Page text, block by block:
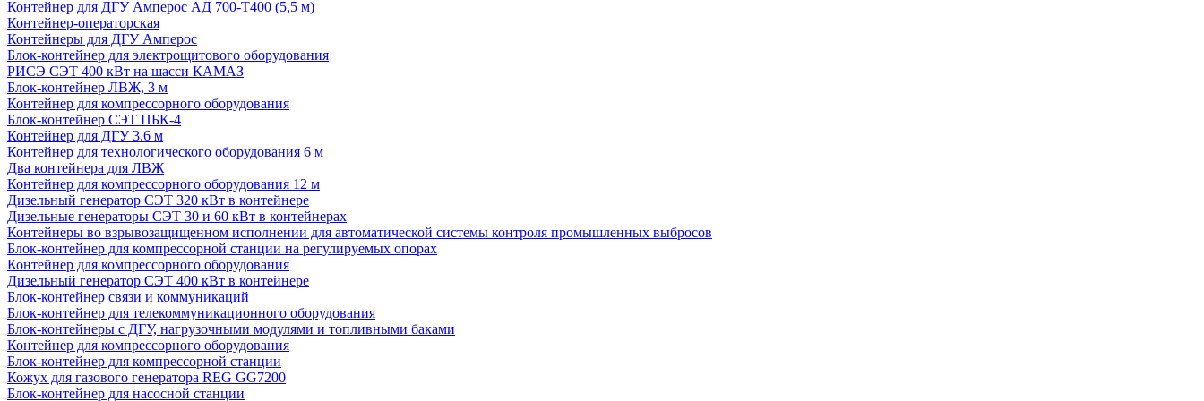
Контейнер для ДГУ Амперос АД 700-Т400 (5,5 м)
Контейнер-операторская
Контейнеры для ДГУ Амперос
Блок-контейнер для электрощитового оборудования
РИСЭ СЭТ 400 кВт на шасси КАМАЗ
Блок-контейнер ЛВЖ, 3 м
Контейнер для компрессорного оборудования
Блок-контейнер СЭТ ПБК-4
Контейнер для ДГУ 3.6 м
Контейнер для технологического оборудования 6 м
Два контейнера для ЛВЖ
Контейнер для компрессорного оборудования 12 м
Дизельный генератор СЭТ 320 кВт в контейнере
Дизельные генераторы СЭТ 30 и 60 кВт в контейнерах
Контейнеры во взрывозащищенном исполнении для автоматической системы контроля промышленных выбросов
Блок-контейнер для компрессорной станции на регулируемых опорах
Контейнер для компрессорного оборудования
Дизельный генератор СЭТ 400 кВт в контейнере
Блок-контейнер связи и коммуникаций
Блок-контейнер для телекоммуникационного оборудования
Блок-контейнеры с ДГУ, нагрузочными модулями и топливными баками
Контейнер для компрессорного оборудования
Блок-контейнер для компрессорной станции
Кожух для газового генератора REG GG7200
Блок-контейнер для насосной станции